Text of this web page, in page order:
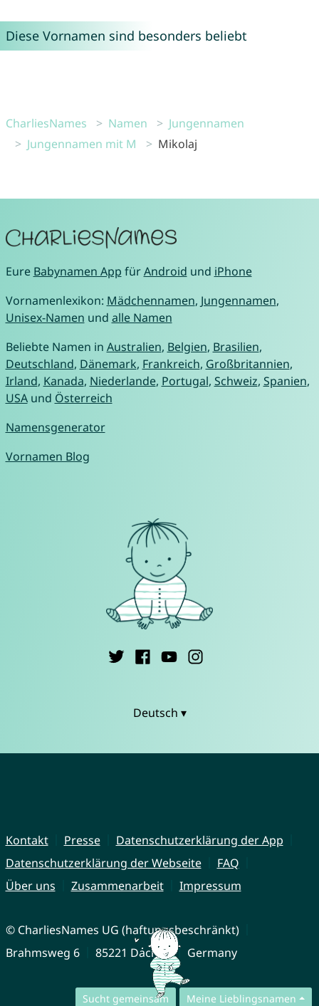
Diese Vornamen sind besonders beliebt
CharliesNames Namen
Jungennamen
Jungennamen mit M
Mikolaj
Sucht gemeinsam Meine Lieblingsnamen
Eure Babynamen App fürAndroid und iPhone
Vornamenlexikon: Mädchennamen, Jungennamen,
Unisex-Namen und alle Namen
Beliebte Namen in Australien, Belgien, Brasilien,
Deutschland, Dänemark, Frankreich, Großbritannien,
Irland, Kanada, Niederlande, Portugal, Schweiz, Spanien,
USAund Österreich
Namensgenerator
Vornamen Blog
Deutsch ▾
Kontakt Presse
Datenschutzerklärung der App
Datenschutzerklärung der Webseite
FAQ
Über uns
Zusammenarbeit Impressum
© CharliesNames UG (haftungsbeschränkt)
Brahmsweg 6
85221 Dachau Germany